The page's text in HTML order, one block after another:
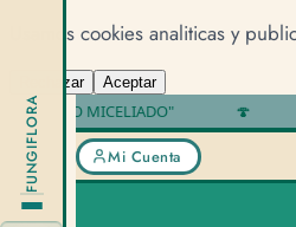
Usamos cookies analiticas y
Rechazar Aceptar
FUNGIFLORA 🍄
Mi Cuenta